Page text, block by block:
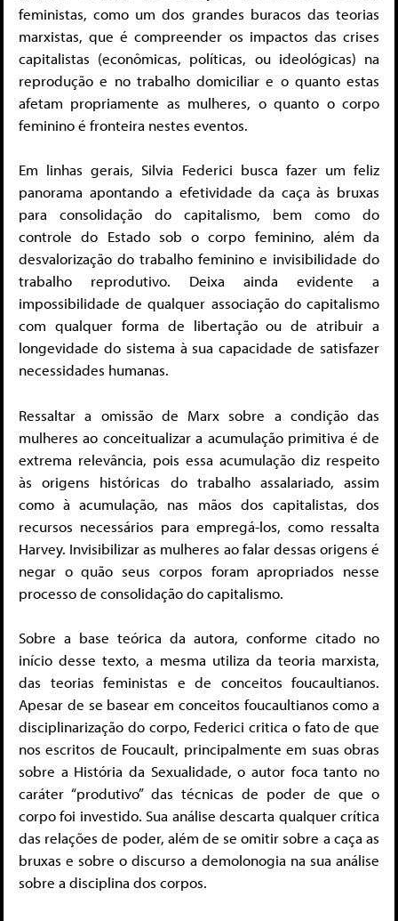
feministas, como um dos grandes buracos das teorias
marxistas, que é compreender os impactos das crises
capitalistas (econômicas, políticas, ou ideológicas) na
reprodução e no trabalho domiciliar e o quanto estas
afetam propriamente as mulheres, o quanto o corpo
feminino é fronteira nestes eventos.
Em linhas gerais, Silvia Federici busca fazer um feliz
panorama apontando a efetividade da caça às bruxas
para consolidação do capitalismo, bem como do
controle do Estado sob o corpo feminino, além da
desvalorização do trabalho feminino e invisibilidade do
trabalho reprodutivo. Deixa ainda evidente a
impossibilidade de qualquer associação do capitalismo
com qualquer forma de libertação ou de atribuir a
longevidade do sistema à sua capacidade de satisfazer
necessidades humanas.
Ressaltar a omissão de Marx sobre a condição das
mulheres ao conceitualizar a acumulação primitiva é de
extrema relevância, pois essa acumulação diz respeito
às origens históricas do trabalho assalariado, assim
como à acumulação, nas mãos dos capitalistas, dos
recursos necessários para empregá-los, como ressalta
Harvey. Invisibilizar as mulheres ao falar dessas origens é
negar o quão seus corpos foram apropriados nesse
processo de consolidação do capitalismo.
Sobre a base teórica da autora, conforme citado no
início desse texto, a mesma utiliza da teoria marxista,
das teorias feministas e de conceitos foucaultianos.
Apesar de se basear em conceitos foucaultianos como a
disciplinarização do corpo, Federici critica o fato de que
nos escritos de Foucault, principalmente em suas obras
sobre a História da Sexualidade, o autor foca tanto no
caráter “produtivo” das técnicas de poder de que o
corpo foi investido. Sua análise descarta qualquer crítica
das relações de poder, além de se omitir sobre a caça as
bruxas e sobre o discurso a demolonogia na sua análise
sobre a disciplina dos corpos.